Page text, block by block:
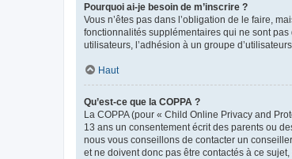
Pourquoi ai-je besoin de m’inscrire ?
Vous n’êtes pas dans l’obligation de le faire,
fonctionnalités supplémentaires qui ne sont
utilisateurs, l’adhésion à un groupe
Haut
Qu’est-ce que la COPPA ?
La COPPA (pour « Child Online Privacy and
13 ans un consentement écrit des parents ou
nous vous conseillons de contacter un
et ne doivent donc pas être contactés à ce